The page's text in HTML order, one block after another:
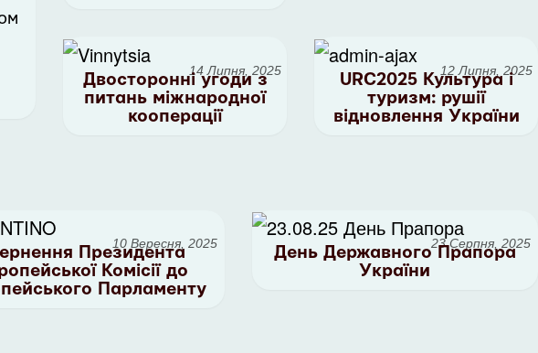
14 Липня, 2025
Двосторонні угоди з
питань міжнародної
кооперації
12 Липня, 2025
URC2025 Культура і
туризм: рушії
відновлення України
10 Вересня, 2025
Президента
Комісії до
Парламенту
23 Серпня, 2025
День Державного Прапора
України